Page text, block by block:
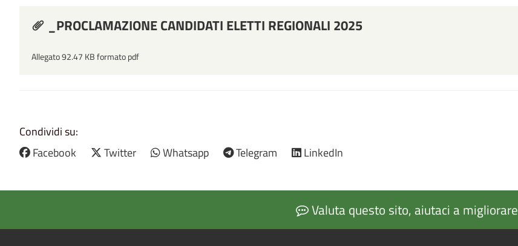
_PROCLAMAZIONE CANDIDATI ELETTI REGIONALI 2025
Allegato 92.47 KB formato pdf
Condividi su:
Facebook
Twitter Whatsapp Telegram LinkedIn
Valuta questo sito, aiutaci a migliorare